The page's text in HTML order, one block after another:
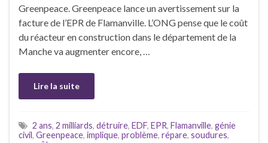
Greenpeace. Greenpeace lance un avertissement sur la
facture de l’EPR de Flamanville. L’ONG pense que le coût
du réacteur en construction dans le département de la
Manche va augmenter encore, …
Lire la suite
2 ans, 2 milliards, détruire, EDF, EPR, Flamanville, génie
civil, Greenpeace, implique, problème, répare, soudures,